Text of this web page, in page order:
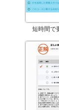
短時間で